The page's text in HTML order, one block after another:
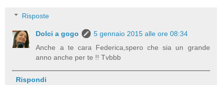
Risposte
Dolci a gogo
5 gennaio 2015 alle ore 08:34
Anche a te cara Federica,spero che sia un grande
anno anche per te !! Tvbbb
Rispondi